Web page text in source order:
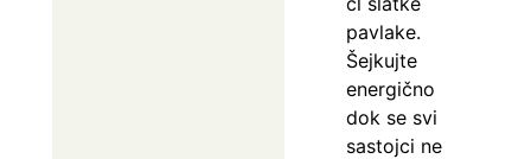
pavlake.
Šejkujte
energično
dok se svi
sastojci ne